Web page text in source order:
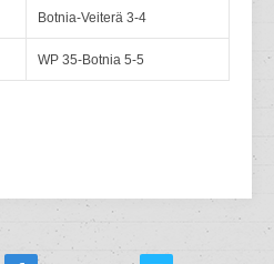
Botnia-Veiterä 3-4
WP 35-Botnia 5-5